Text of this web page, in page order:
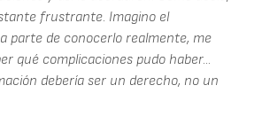
frustrante. Imagino el
parte de conocerlo realmente, me
qué complicaciones pudo haber...
debería ser un derecho, no un